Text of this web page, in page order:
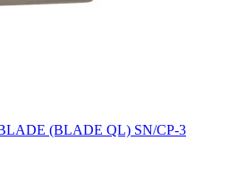
(BLADE QL) SN/CP-3